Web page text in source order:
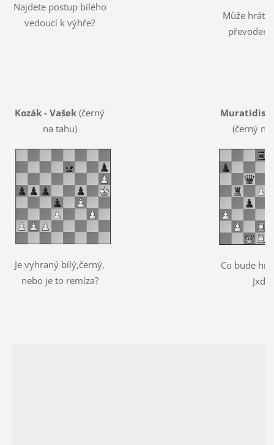
Najdete postup bílého
vedoucí k výhře?
Může hrát
převodem
Kozák - Vašek (černý
na tahu)
Je vyhraný bílý,černý,
nebo je to remíza?
Muratidis -
(černý na
Co bude